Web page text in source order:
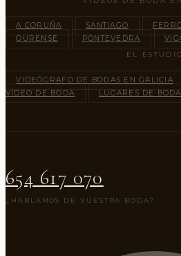
A CORUÑA SANTIAGO
OURENSE
PONTEVEDRA
EL ESTUDIO
VIDEÓGRAFO DE BODAS EN GALICIA
VÍDEO DE BODA
LUGARES DE
654 617 070
¿HABLAMOS DE VUESTRA BODA?